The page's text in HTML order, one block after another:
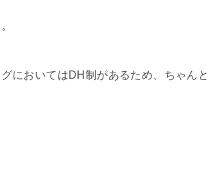
においてはDH制があるため、ちゃんと